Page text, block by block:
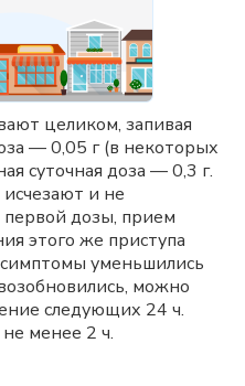
целиком, запивая
— 0,05 г (в некоторых
суточная доза — 0,3 г.
и не
дозы, прием
этого же приступа
симптомы уменьшились
можно
следующих 24 ч.
менее 2 ч.